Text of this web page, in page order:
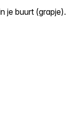
je buurt (grapje).